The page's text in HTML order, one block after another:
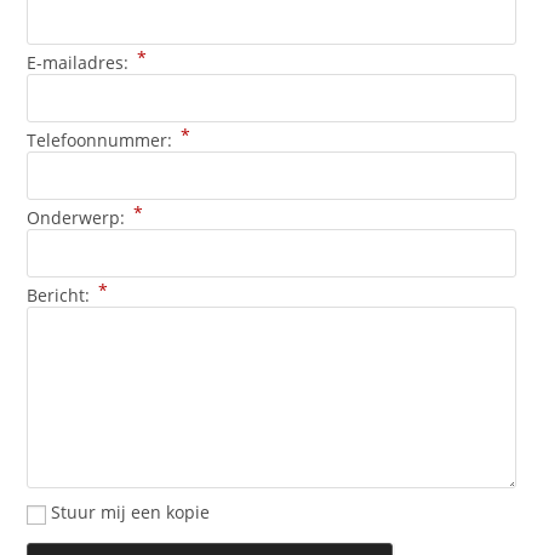
E-mailadres: *
Telefoonnummer: *
Onderwerp: *
Bericht: *
Stuur mij een kopie